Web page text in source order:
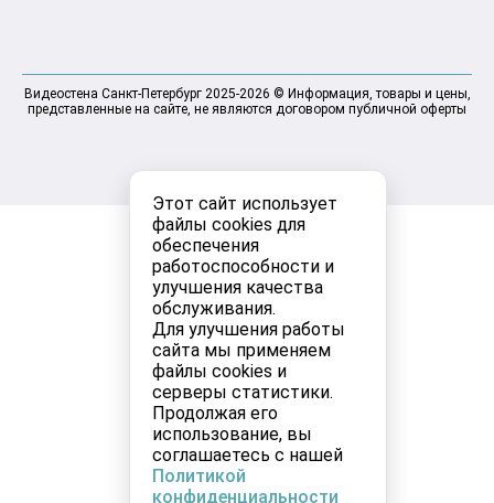
Этот сайт использует
файлы cookies для
обеспечения
работоспособности и
улучшения качества
обслуживания.
Для улучшения работы
сайта мы применяем
файлы cookies и
серверы статистики.
Продолжая его
использование, вы
соглашаетесь с нашей
Политикой
конфиденциальности
Видеостена Санкт-Петербург 2025-2026 © Информация, товары и цены,
представленные на сайте, не являются договором публичной оферты